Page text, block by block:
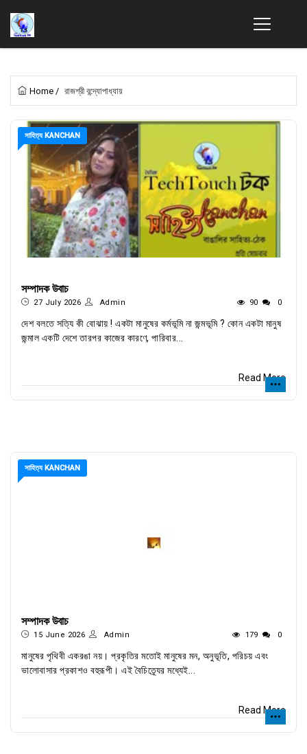
Home / রাজশ্রী বন্দ্যোপাধ্যায়
সাহিত্য KANCHAN
সম্পাদক উবাচ
27 July 2026 Admin 90 0
দেশ বলতে সত্যি কী বোঝায় ! একটা মানুষের কর্মভূমি না জন্মভূমি ? কোন একটা মানুষ
জন্মাল একটি দেশে তারপর কাজের কারণে, পারিবার...
Read More
সাহিত্য KANCHAN
সম্পাদক উবাচ
15 June 2026 Admin 179 0
মানুষের পৃথিবী একরঙা নয়। প্রকৃতির মতোই মানুষের মন, অনুভূতি, পরিচয় এবং
ভালোবাসার প্রকাশও বহুরূপী। এই বৈচিত্র্যের মধ্যেই...
Read More